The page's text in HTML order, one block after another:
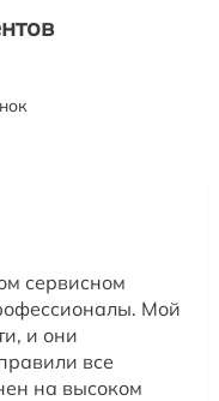
сервисном
Мой
и они
все
на высоком